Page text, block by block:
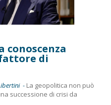
conoscenza
di
- La geopolitica non può
successione di crisi da